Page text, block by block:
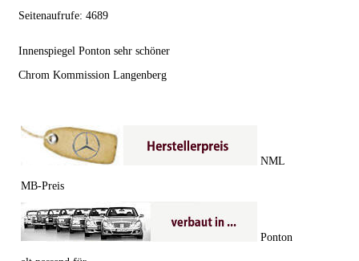
Seitenaufrufe: 4689
Innenspiegel Ponton sehr schöner
Chrom Kommission Langenberg
MB-Preis
NML
Ponton